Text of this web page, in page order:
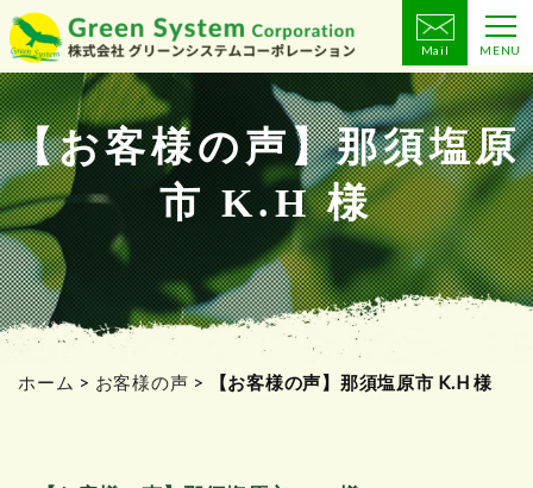
コ
ン
テ
ン
ツ
へ
ス
キ
ッ
プ
Mail MENU
【お客様の声】那須塩原
市 K.H 様
ホーム > お客様の声 > 【お客様の声】那須塩原市 K.H 様